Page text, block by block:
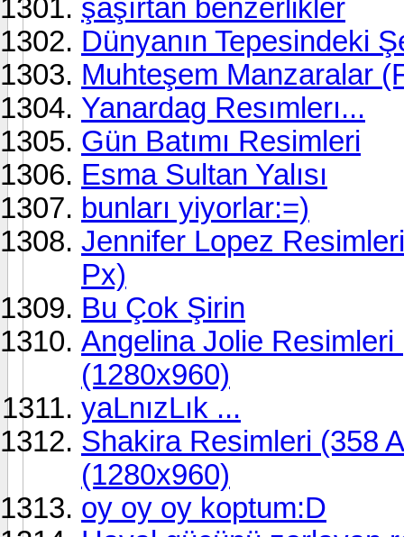
şaşırtan benzerlikler
Dünyanın Tepesindeki
Muhteşem Manzaralar
Yanardag Resımlerı...
Gün Batımı Resimleri
Esma Sultan Yalısı
bunları yiyorlar:=)
Jennifer Lopez
Px)
Bu Çok Şirin
Angelina Jolie
(1280x960)
yaLnızLık ...
Shakira Resimleri (358
(1280x960)
oy oy oy koptum:D